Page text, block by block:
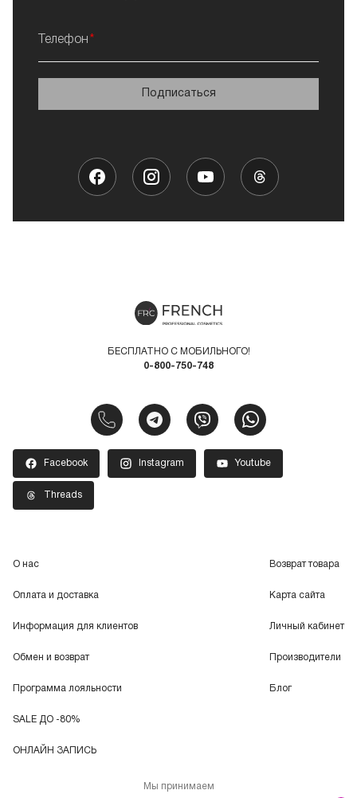
Телефон
Подписаться
БЕСПЛАТНО С МОБИЛЬНОГО!
0-800-750-748
Facebook Instagram Youtube
Threads
О нас
Оплата и доставка
Информация для клиентов
Обмен и возврат
Программа лояльности
SALE ДО -80%
ОНЛАЙН ЗАПИСЬ
Возврат товара
Карта сайта
Личный кабинет
Производители
Блог
Мы принимаем